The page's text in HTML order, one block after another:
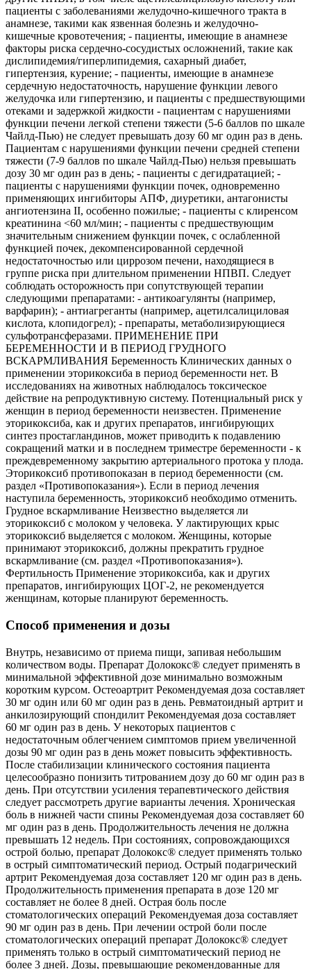
пациенты с заболеваниями желудочно-кишечного тракта в
анамнезе, такими как язвенная болезнь и желудочно-
кишечные кровотечения; - пациенты, имеющие в анамнезе
факторы риска сердечно-сосудистых осложнений, такие как
дислипидемия/гиперлипидемия, сахарный диабет,
гипертензия, курение; - пациенты, имеющие в анамнезе
сердечную недостаточность, нарушение функции левого
желудочка или гипертензию, и пациенты с предшествующими
отеками и задержкой жидкости - пациентам с нарушениями
функции печени легкой степени тяжести (5-6 баллов по шкале
Чайлд-Пью) не следует превышать дозу 60 мг один раз в день.
Пациентам с нарушениями функции печени средней степени
тяжести (7-9 баллов по шкале Чайлд-Пью) нельзя превышать
дозу 30 мг один раз в день; - пациенты с дегидратацией; -
пациенты с нарушениями функции почек, одновременно
применяющих ингибиторы АПФ, диуретики, антагонисты
ангиотензина II, особенно пожилые; - пациенты с клиренсом
креатинина <60 мл/мин; - пациенты с предшествующим
значительным снижением функции почек, с ослабленной
функцией почек, декомпенсированной сердечной
недостаточностью или циррозом печени, находящиеся в
группе риска при длительном применении НПВП. Следует
соблюдать осторожность при сопутствующей терапии
следующими препаратами: - антикоагулянты (например,
варфарин); - антиагреганты (например, ацетилсалициловая
кислота, клопидогрел); - препараты, метаболизирующиеся
сульфотрансферазами. ПРИМЕНЕНИЕ ПРИ
БЕРЕМЕННОСТИ И В ПЕРИОД ГРУДНОГО
ВСКАРМЛИВАНИЯ Беременность Клинических данных о
применении эторикоксиба в период беременности нет. В
исследованиях на животных наблюдалось токсическое
действие на репродуктивную систему. Потенциальный риск у
женщин в период беременности неизвестен. Применение
эторикоксиба, как и других препаратов, ингибирующих
синтез простагландинов, может приводить к подавлению
сокращений матки и в последнем триместре беременности - к
преждевременному закрытию артериального протока у плода.
Эторикоксиб противопоказан в период беременности (см.
раздел «Противопоказания»). Если в период лечения
наступила беременность, эторикоксиб необходимо отменить.
Грудное вскармливание Неизвестно выделяется ли
эторикоксиб с молоком у человека. У лактирующих крыс
эторикоксиб выделяется с молоком. Женщины, которые
принимают эторикоксиб, должны прекратить грудное
вскармливание (см. раздел «Противопоказания»).
Фертильность Применение эторикоксиба, как и других
препаратов, ингибирующих ЦОГ-2, не рекомендуется
женщинам, которые планируют беременность.
Способ применения и дозы
Внутрь, независимо от приема пищи, запивая небольшим
количеством воды. Препарат Долококс® следует применять в
минимальной эффективной дозе минимально возможным
коротким курсом. Остеоартрит Рекомендуемая доза составляет
30 мг один или 60 мг один раз в день. Ревматоидный артрит и
анкилозирующий спондилит Рекомендуемая доза составляет
60 мг один раз в день. У некоторых пациентов с
недостаточным облегчением симптомов прием увеличенной
дозы 90 мг один раз в день может повысить эффективность.
После стабилизации клинического состояния пациента
целесообразно понизить титрованием дозу до 60 мг один раз в
день. При отсутствии усиления терапевтического действия
следует рассмотреть другие варианты лечения. Хроническая
боль в нижней части спины Рекомендуемая доза составляет 60
мг один раз в день. Продолжительность лечения не должна
превышать 12 недель. При состояниях, сопровождающихся
острой болью, препарат Долококс® следует применять только
в острый симптоматический период. Острый подагрический
артрит Рекомендуемая доза составляет 120 мг один раз в день.
Продолжительность применения препарата в дозе 120 мг
составляет не более 8 дней. Острая боль после
стоматологических операций Рекомендуемая доза составляет
90 мг один раз в день. При лечении острой боли после
стоматологических операций препарат Долококс® следует
применять только в острый симптоматический период не
более 3 дней. Дозы, превышающие рекомендованные для